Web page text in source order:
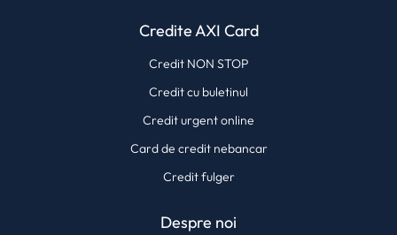
Credite AXI Card
Credit NON STOP
Credit cu buletinul
Credit urgent online
Card de credit nebancar
Credit fulger
Despre noi